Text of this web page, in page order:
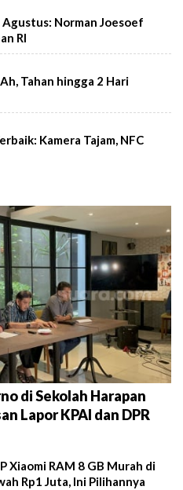
Norman Joesoef
RI
Tahan hingga 2 Hari
Kamera Tajam, NFC
di Sekolah Harapan
Lapor KPAI dan DPR
Xiaomi RAM 8 GB Murah di
Rp1 Juta, Ini Pilihannya